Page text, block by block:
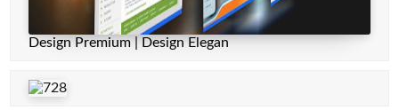
Design Premium | Design Elegan